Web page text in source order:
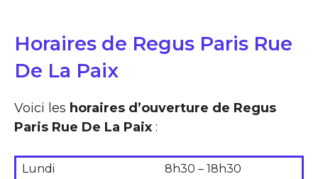
Horaires de Regus Paris Rue
De La Paix
Voici les horaires d’ouverture de Regus
Paris Rue De La Paix :
Lundi
8h30 – 18h30